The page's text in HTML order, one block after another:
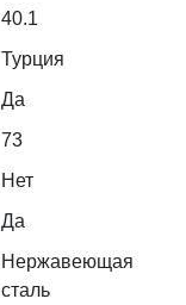
40.1
Турция
Да
73
Нет
Да
Нержавеющая
сталь